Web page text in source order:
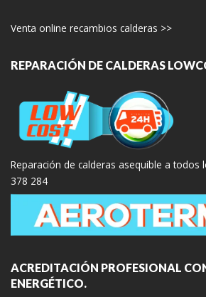
Venta online recambios calderas >>
REPARACIÓN DE CALDERAS
Reparación de calderas asequible a todos
378 284
ACREDITACIÓN PROFESIONAL
ENERGÉTICO.